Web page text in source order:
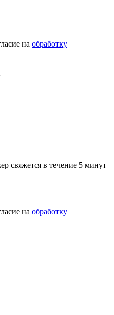
на обработку
свяжется в течение 5 минут
на обработку